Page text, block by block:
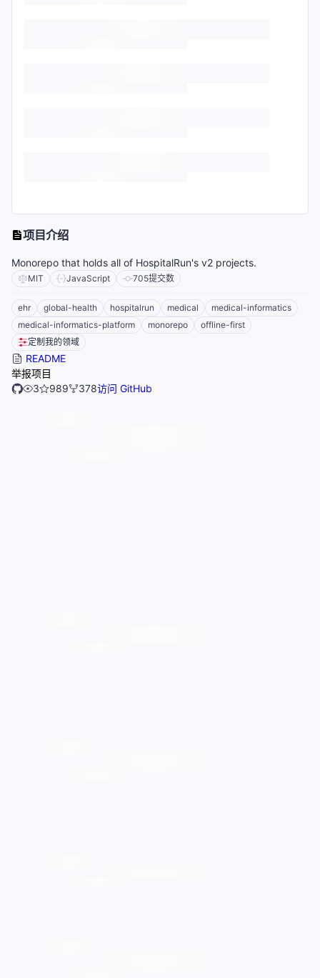
项目介绍
Monorepo that holds all of HospitalRun's v2 projects.
MIT JavaScript 705提交数
ehr global-health hospitalrun medical
medical-informatics
medical-informatics-platform
monorepo
offline-first
定制我的领域
README
举报项目
3
989 378访问 GitHub